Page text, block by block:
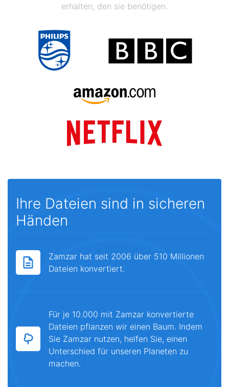
erhalten, den sie benötigen.
Ihre Dateien sind in sicheren
Händen
Zamzar hat seit 2006 über 510 Millionen
Dateien konvertiert.
Für je 10.000 mit Zamzar konvertierte
Dateien pflanzen wir einen Baum. Indem
Sie Zamzar nutzen, helfen Sie, einen
Unterschied für unseren Planeten zu
machen.